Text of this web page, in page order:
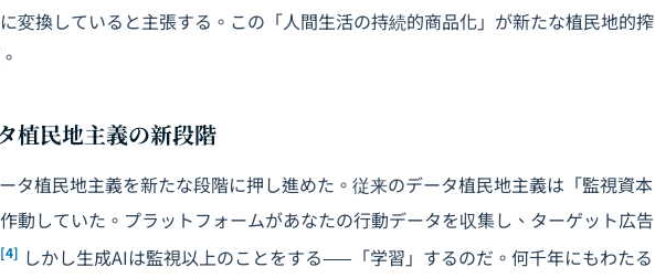
変換していると主張する。この「人間生活の持続的商品化」が新たな植民地的搾
植民地主義の新段階
タ植民地主義を新たな段階に押し進めた。従来のデータ植民地主義は「監視資本
動していた。プラットフォームがあなたの行動データを収集し、ターゲット広告
[4] しかし生成AIは監視以上のことをする——「学習」するのだ。何千年にもわたる